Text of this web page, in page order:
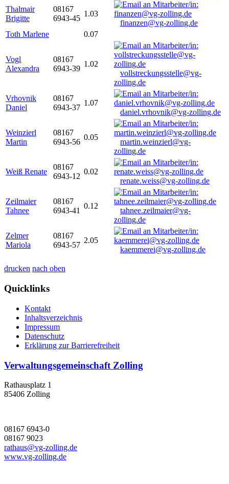
Thalmair
Brigitte
08167
6943-45
1.03
finanzen@vg-zolling.de
Toth Marlene
0.07
Vogl
Alexandra
08167
6943-39
1.02
vollstreckungsstelle@vg-
zolling.de
Vrhovnik
Daniel
08167
6943-37
1.07
daniel.vrhovnik@vg-zolling.de
Weinzierl
Martin
08167
6943-56
0.05
martin.weinzierl@vg-
zolling.de
Weiß Renate
08167
6943-12
0.02
renate.weiss@vg-zolling.de
Zeilmaier
Tahnee
08167
6943-41
0.12
tahnee.zeilmaier@vg-
zolling.de
Zelmer
Mariola
08167
6943-57
2.05
kaemmerei@vg-zolling.de
drucken nach oben
Quicklinks
Kontakt
Inhaltsverzeichnis
Impressum
Datenschutz
Erklärung zur Barrierefreiheit
Verwaltungsgemeinschaft Zolling
Rathausplatz 1
85406 Zolling
08167 6943-0
08167 9023
rathaus@vg-zolling.de
www.vg-zolling.de